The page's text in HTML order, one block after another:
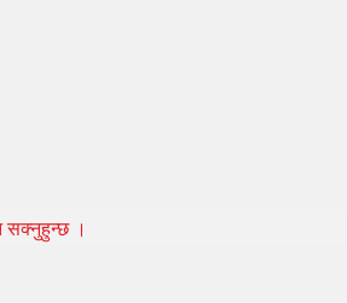
सक्नुहुन्छ ।